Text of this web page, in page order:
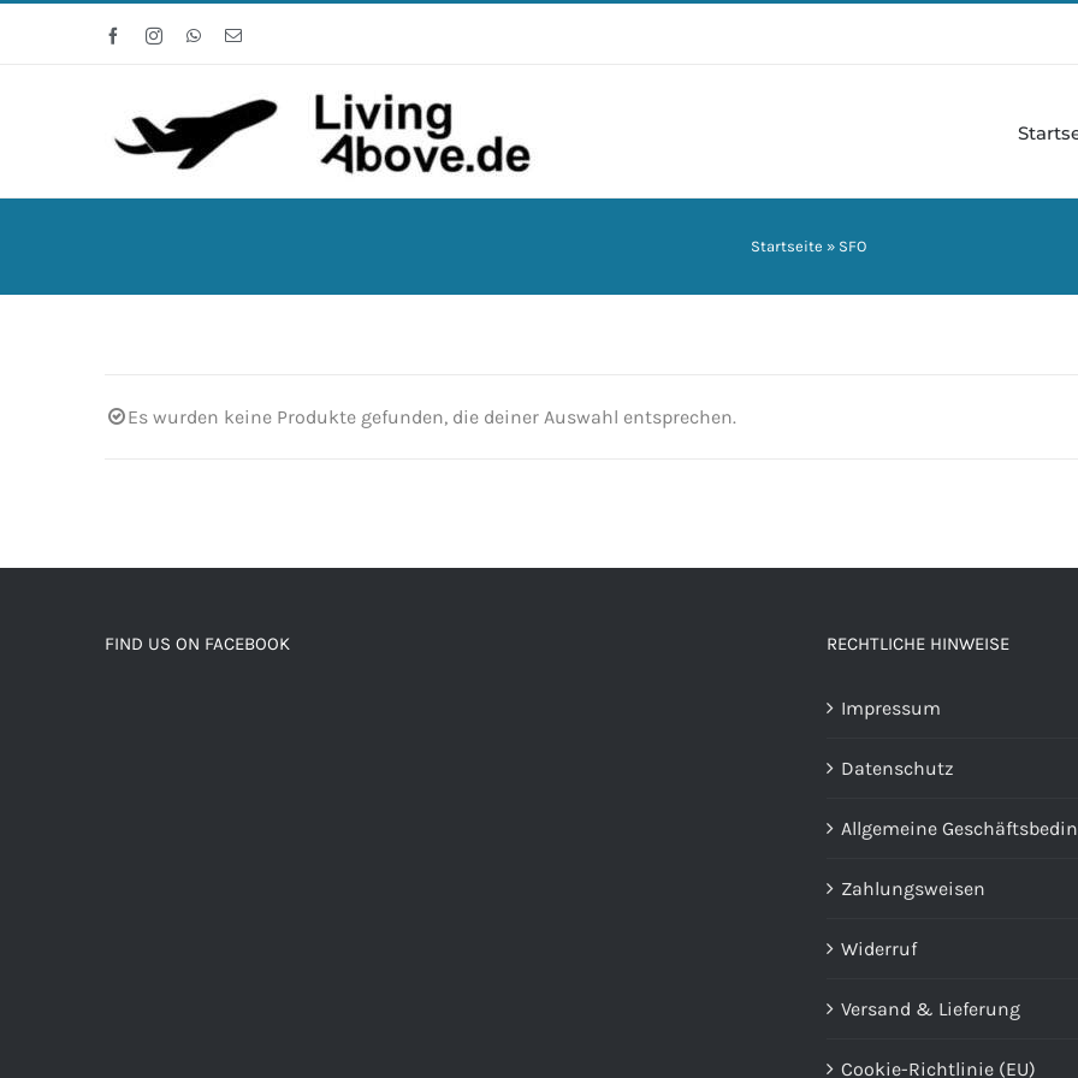
FacebookInstagramWhatsApp
E-
Startseite » SFO
Es wurden keine Produkte gefunden, die deiner Auswahl entsprechen.
FIND US ON FACEBOOK RECHTLICHE HINWEISE
Impressum
Datenschutz
Allgemeine
Zahlungsweisen
Widerruf
Versand & Lieferung
Cookie-Richtlinie (EU)